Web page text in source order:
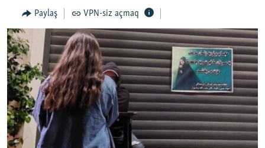
ARAŞDIRMA
MULTIMEDIA
VIDEO
FOTOQALEREYA
İNFOQRAFIKA
KARIKATURA
RADIO ARXIV
OXU ZALI
AZƏRBAYCAN ƏDƏBIYYATI KITABXANASI
İSLAM VƏ DEMOKRATIYA
İZ - MƏDƏNIYYƏT PROQRAMI
HAQQIMIZDA
MISSIYAMIZ
PEŞƏ ETIKASI VƏ JURNALISTIKA STANDARTLARIMIZ
MATERIALLARIMIZDAN ISTIFADƏ
BIZI IZLƏ
Paylaş VPN-siz açmaq